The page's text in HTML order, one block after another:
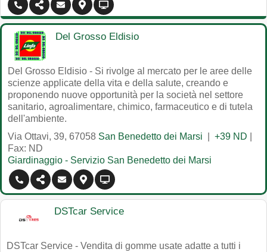
Del Grosso Eldisio
Del Grosso Eldisio - Si rivolge al mercato per le aree delle
scienze applicate della vita e della salute, creando e
proponendo nuove opportunità per la società nel settore
sanitario, agroalimentare, chimico, farmaceutico e di tutela
dell'ambiente.
Via Ottavi, 39, 67058 San Benedetto dei Marsi +39 ND
Fax: ND
Giardinaggio - Servizio San Benedetto dei Marsi
DSTcar Service
DSTcar Service - Vendita di gomme usate adatte a tutti i